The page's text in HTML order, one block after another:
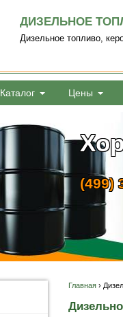
ДИЗЕЛЬНОЕ
Дизельное топливо,
Каталог Цены
(499)
(499)
Главная›